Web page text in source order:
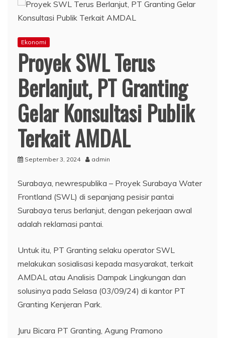
Ekonomi
Proyek SWL Terus
Berlanjut, PT Granting
Gelar Konsultasi Publik
Terkait AMDAL
September 3, 2024 admin
Surabaya, newrespublika – Proyek Surabaya Water
Frontland (SWL) di sepanjang pesisir pantai
Surabaya terus berlanjut, dengan pekerjaan awal
adalah reklamasi pantai.
Untuk itu, PT Granting selaku operator SWL
melakukan sosialisasi kepada masyarakat, terkait
AMDAL atau Analisis Dampak Lingkungan dan
solusinya pada Selasa (03/09/24) di kantor PT
Granting Kenjeran Park.
Juru Bicara PT Granting, Agung Pramono